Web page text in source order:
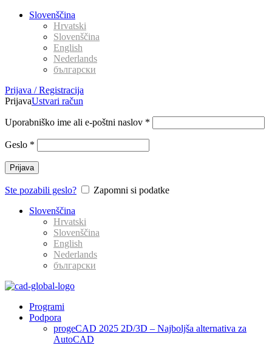
Slovenščina
Hrvatski
Slovenščina
English
Nederlands
български
Prijava / Registracija
PrijavaUstvari račun
Uporabniško ime ali e-poštni naslov *
Geslo *
Prijava
Ste pozabili geslo?
Zapomni si podatke
Slovenščina
Hrvatski
Slovenščina
English
Nederlands
български
Programi
Podpora
progeCAD 2025 2D/3D – Najboljša alternativa za
AutoCAD